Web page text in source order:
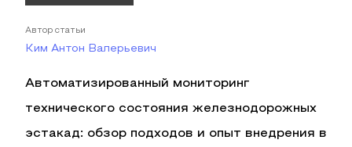
Автор статьи
Ким Антон Валерьевич
Автоматизированный мониторинг
технического состояния железнодорожных
эстакад: обзор подходов и опыт внедрения в